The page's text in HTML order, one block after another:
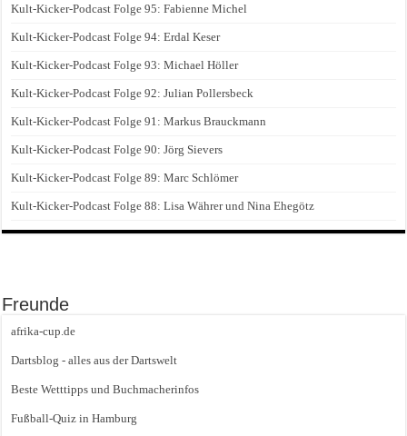
Kult-Kicker-Podcast Folge 95: Fabienne Michel
Kult-Kicker-Podcast Folge 94: Erdal Keser
Kult-Kicker-Podcast Folge 93: Michael Höller
Kult-Kicker-Podcast Folge 92: Julian Pollersbeck
Kult-Kicker-Podcast Folge 91: Markus Brauckmann
Kult-Kicker-Podcast Folge 90: Jörg Sievers
Kult-Kicker-Podcast Folge 89: Marc Schlömer
Kult-Kicker-Podcast Folge 88: Lisa Währer und Nina Ehegötz
Freunde
afrika-cup.de
Dartsblog - alles aus der Dartswelt
Beste Wetttipps und Buchmacherinfos
Fußball-Quiz in Hamburg